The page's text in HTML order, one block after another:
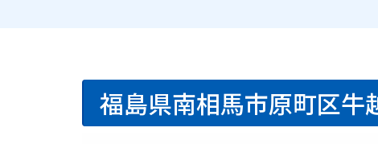
福島県南相馬市原町区牛